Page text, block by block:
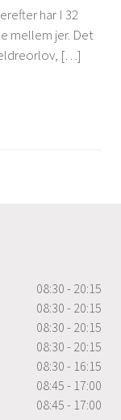
har I 32
mellem jer. Det
[…]
08:30 - 20:15
08:30 - 20:15
08:30 - 20:15
08:30 - 20:15
08:30 - 16:15
08:45 - 17:00
08:45 - 17:00